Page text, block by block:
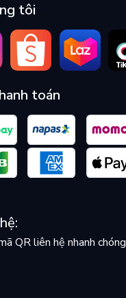
tôi
toán
QR liên hệ nhanh chóng